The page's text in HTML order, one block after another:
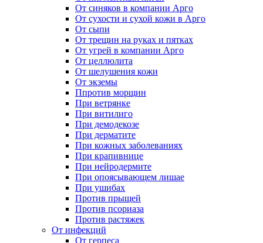
От синяков в компании Арго
От сухости и сухой кожи в Арго
От сыпи
От трещин на руках и пятках
От угрей в компании Арго
От целлюлита
От шелушения кожи
От экземы
Ппротив морщин
При ветрянке
При витилиго
При демодекозе
При дерматите
При кожных заболеваниях
При крапивнице
При нейродермите
При опоясывающем лишае
При ушибах
Против прыщей
Против псориаза
Против растяжек
От инфекций
От герпеса